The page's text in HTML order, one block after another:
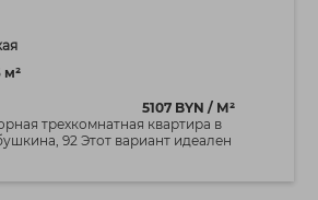
м²
5107 BYN / М²
трехкомнатная квартира в
92 Этот вариант идеален